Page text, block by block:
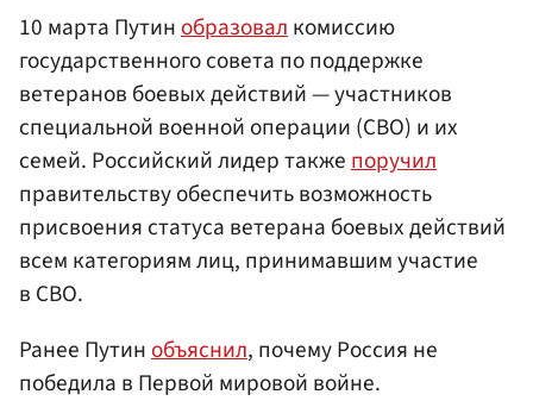
10 марта Путинобразовалкомиссию
государственного совета по поддержке
ветеранов боевых действий — участников
специальной военной операции (СВО) и их
семей. Российский лидер такжепоручил
правительству обеспечить возможность
присвоения статуса ветерана боевых действий
всем категориям лиц, принимавшим участие
в СВО.
Ранее Путинобъяснил, почему Россия не
победила в Первой мировой войне.